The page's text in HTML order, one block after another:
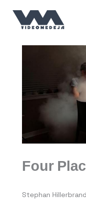
садржај
Four
Stephan